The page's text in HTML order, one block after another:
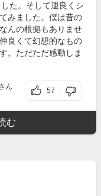
た。そして運良くシ
みました。僕は昔の
んの根拠もありませ
良くて幻想的なもの
。ただただ感動しま
ん
57
む